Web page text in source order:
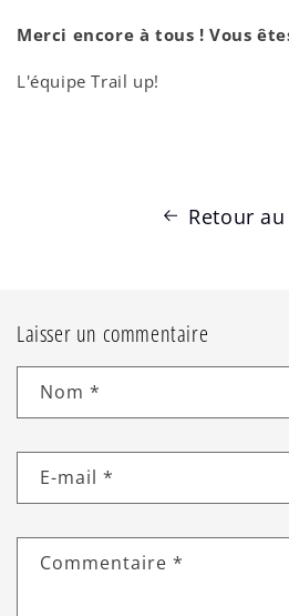
Merci encore à tous ! Vous
L'équipe Trail up!
Retour
Laisser un commentaire
Nom *
E-mail *
Commentaire *